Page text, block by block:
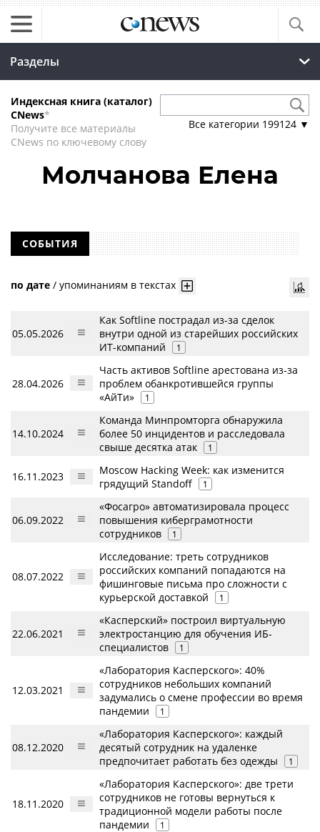
Разделы
Индексная книга (каталог)
CNews*
Получите все материалы
CNews по ключевому слову
Все категории 199124 ▼
Молчанова Елена
СОБЫТИЯ
по дате / упоминаниям в текстах
05.05.2026
Как Softline пострадал из-за сделок
внутри одной из старейших российских
ИТ-компаний
1
28.04.2026
Часть активов Softline арестована из-за
проблем обанкротившейся группы
«АйТи»
1
14.10.2024
Команда Минпромторга обнаружила
более 50 инцидентов и расследовала
свыше десятка атак
1
16.11.2023
Moscow Hacking Week: как изменится
грядущий Standoff
1
06.09.2022
«Фосагро» автоматизировала процесс
повышения киберграмотности
сотрудников
1
08.07.2022
Исследование: треть сотрудников
российских компаний попадаются на
фишинговые письма про сложности с
курьерской доставкой
1
22.06.2021
«Касперский» построил виртуальную
электростанцию для обучения ИБ-
специалистов
1
12.03.2021
«Лаборатория Касперского»: 40%
сотрудников небольших компаний
задумались о смене профессии во время
пандемии
1
08.12.2020
«Лаборатория Касперского»: каждый
десятый сотрудник на удаленке
предпочитает работать без одежды
1
18.11.2020
«Лаборатория Касперского»: две трети
сотрудников не готовы вернуться к
традиционной модели работы после
пандемии
1